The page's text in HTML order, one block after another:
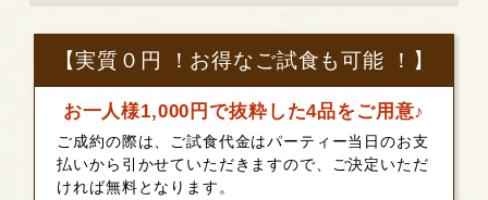
【実質０円 ！お得なご試食も可能 ！】
お一人様1,000円で抜粋した4品をご用意♪
ご成約の際は、ご試食代金はパーティー当日のお支
払いから引かせていただきますので、ご決定いただ
ければ無料となります。